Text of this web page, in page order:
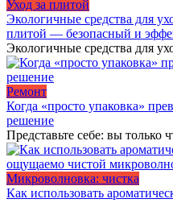
Уход за плитой
Экологичные средства для
плитой — безопасный и
Экологичные средства для
Ремонт
Когда «просто упаковка»
решение
Представьте себе: вы только
Микроволновка: чистка
Как использовать